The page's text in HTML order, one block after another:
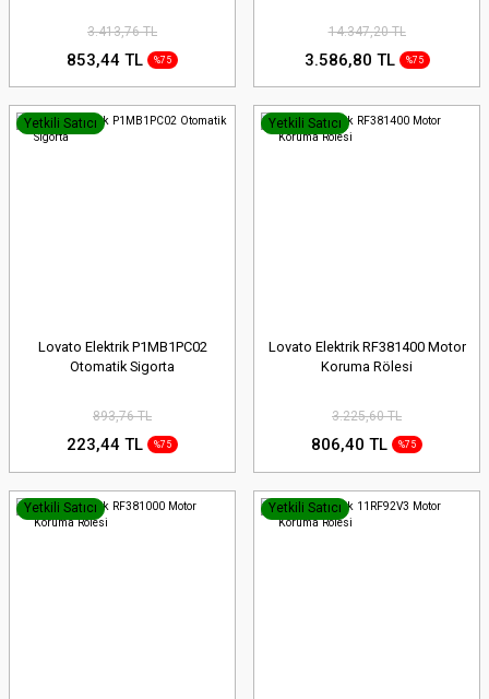
3.413,76 TL
853,44 TL %75
14.347,20 TL
3.586,80 TL %75
Yetkili Satıcı
Lovato Elektrik P1MB1PC02
Otomatik Sigorta
893,76 TL
223,44 TL %75
Yetkili Satıcı
Lovato Elektrik RF381400 Motor
Koruma Rölesi
3.225,60 TL
806,40 TL %75
Yetkili Satıcı Yetkili Satıcı